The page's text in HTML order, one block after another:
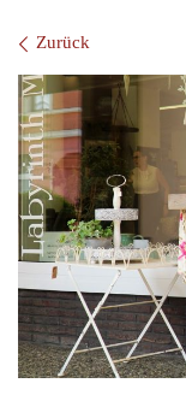
Bilder
Zurück